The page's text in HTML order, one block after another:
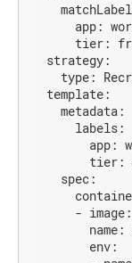
app:
tier:
strategy:
type:
template:
metadata:
labels:
app:
tier:
spec:
- image:
name:
env: